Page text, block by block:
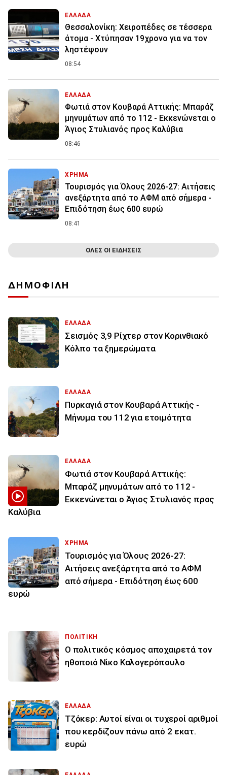
ΕΛΛΑΔΑ
Θεσσαλονίκη: Χειροπέδες σε τέσσερα
άτομα - Χτύπησαν 19χρονο για να τον
ληστέψουν
08:54
ΕΛΛΑΔΑ
Φωτιά στον Κουβαρά Αττικής: Μπαράζ
μηνυμάτων από το 112 - Εκκενώνεται ο
Άγιος Στυλιανός προς Καλύβια
08:46
ΧΡΗΜΑ
Τουρισμός για Όλους 2026-27: Αιτήσεις
ανεξάρτητα από το ΑΦΜ από σήμερα -
Επιδότηση έως 600 ευρώ
08:41
ΟΛΕΣ ΟΙ ΕΙΔΗΣΕΙΣ
ΔΗΜΟΦΙΛΗ
ΕΛΛΑΔΑ
Σεισμός 3,9 Ρίχτερ στον Κορινθιακό
Κόλπο τα ξημερώματα
ΕΛΛΑΔΑ
Πυρκαγιά στον Κουβαρά Αττικής -
Μήνυμα του 112 για ετοιμότητα
ΕΛΛΑΔΑ
Φωτιά στον Κουβαρά Αττικής:
Μπαράζ μηνυμάτων από το 112 -
Εκκενώνεται ο Άγιος Στυλιανός προς
Καλύβια
ΧΡΗΜΑ
Τουρισμός για Όλους 2026-27:
Αιτήσεις ανεξάρτητα από το ΑΦΜ
από σήμερα - Επιδότηση έως 600
ευρώ
ΠΟΛΙΤΙΚΗ
Ο πολιτικός κόσμος αποχαιρετά τον
ηθοποιό Νίκο Καλογερόπουλο
ΕΛΛΑΔΑ
Τζόκερ: Αυτοί είναι οι τυχεροί αριθμοί
που κερδίζουν πάνω από 2 εκατ.
ευρώ